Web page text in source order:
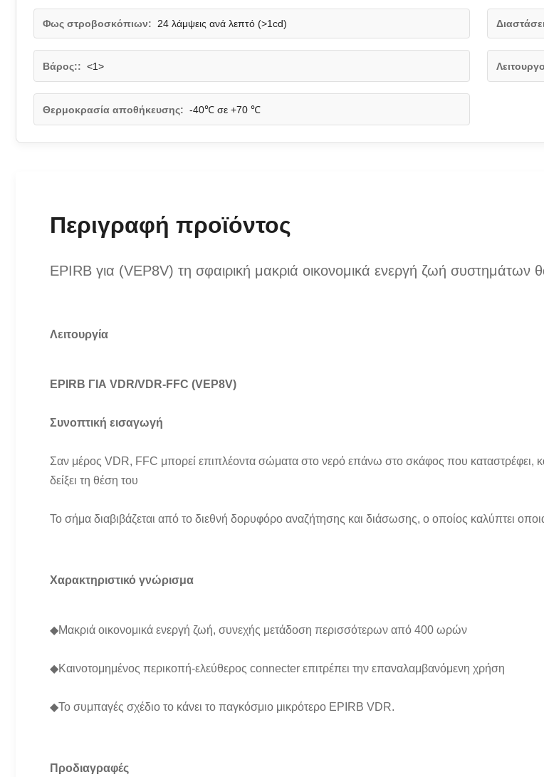
Φως στροβοσκόπιων: 24 λάμψεις ανά λεπτό (>1cd)
Βάρος:: <1>
Θερμοκρασία αποθήκευσης: -40℃ σε +70 ℃
Περιγραφή προϊόντος
EPIRB για (VEP8V) τη σφαιρική μακριά οικονομικά ενεργή ζωή συστημάτων
Λειτουργία
EPIRB ΓΙΑ VDR/VDR-FFC (VEP8V)
Συνοπτική εισαγωγή
Σαν μέρος VDR, FFC μπορεί επιπλέοντα σώματα στο νερό επάνω στο σκάφος που καταστρέφει,
δείξει τη θέση του
Το σήμα διαβιβάζεται από το διεθνή δορυφόρο αναζήτησης και διάσωσης, ο οποίος καλύπτει
Χαρακτηριστικό γνώρισμα
◆Μακριά οικονομικά ενεργή ζωή, συνεχής μετάδοση περισσότερων από 400 ωρών
◆Καινοτομημένος περικοπή-ελεύθερος connecter επιτρέπει την επαναλαμβανόμενη χρήση
◆Το συμπαγές σχέδιο το κάνει το παγκόσμιο μικρότερο EPIRB VDR.
Προδιαγραφές